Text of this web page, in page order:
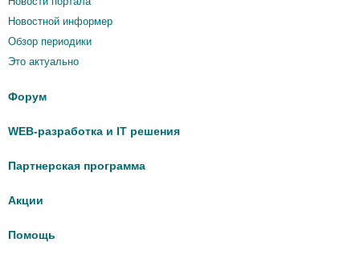
Новостной информер
Обзор периодики
Это актуально
Форум
WEB-разработка и IT решения
Партнерская программа
Акции
Помощь